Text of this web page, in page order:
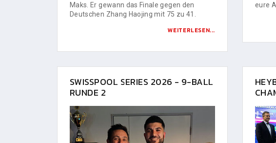
Maks. Er gewann das Finale gegen den
Deutschen Zhang Haojing mit 75 zu 41.
WEITERLESEN...
eure
SWISSPOOL SERIES 2026 - 9-BALL
RUNDE 2